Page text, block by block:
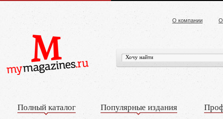
О компании
Полный каталог Популярные издания